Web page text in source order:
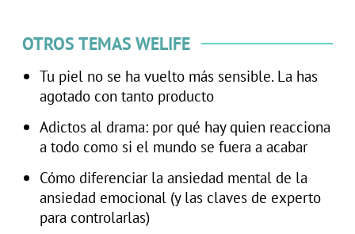
OTROS TEMAS WELIFE
Tu piel no se ha vuelto más sensible. La has
agotado con tanto producto
Adictos al drama: por qué hay quien reacciona
a todo como si el mundo se fuera a acabar
Cómo diferenciar la ansiedad mental de la
ansiedad emocional (y las claves de experto
para controlarlas)